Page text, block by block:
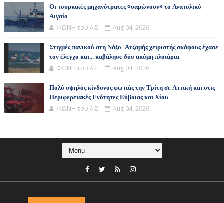
Οι τουρκικές μηχανότρατες «σαρώνουν» το Ανατολικό
Αιγαίο
ΦΩΝΗ του Λ.Σ. Aug 04, 2026
Στιγμές πανικού στη Νάξο: Ατζαμής χειριστής σκάφους έχασε
τον έλεγχο και... καβάλησε δύο ακόμη πλοιάρια
ΦΩΝΗ του Λ.Σ. Aug 04, 2026
Πολύ υψηλός κίνδυνος φωτιάς την Τρίτη σε Αττική και στις
Περιφερειακές Ενότητες Εύβοιας και Χίου
ΦΩΝΗ του Λ.Σ. Aug 04, 2026